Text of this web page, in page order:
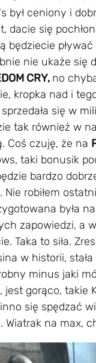
był ceniony i
dacie się
będziecie
nie ukaże się
CRY, no
kropka nad i
się w
tak również w
Coś czuję, że na
taki bonusik
bardzo
robiłem
była
zapowiedzi, a
Taka to siła.
w historii,
minus jaki
gorąco, takie
się spędzać
na max,